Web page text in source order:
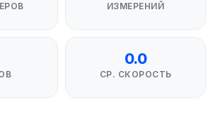
ИЗМЕРЕНИЙ
0.0
СР. СКОРОСТЬ